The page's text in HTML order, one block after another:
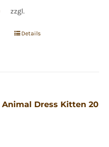
zzgl.
Details
Dress Kitten 20